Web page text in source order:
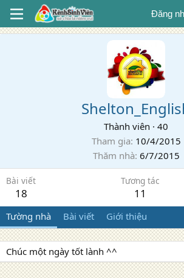
Đăng
Thành viên · 40
Tham gia 10/4/2015
Thăm nhà 6/7/2015
Bài viết
18
Tương tác
11
Tường nhà Bài viết Giới thiệu
Chúc một ngày tốt lành ^^